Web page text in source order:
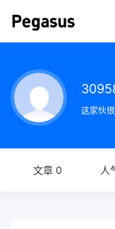
这家伙
文章 0 人